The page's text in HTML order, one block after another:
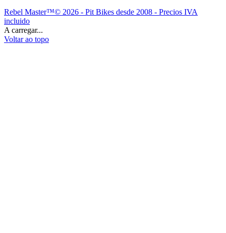
Rebel Master™© 2026 - Pit Bikes desde 2008 - Precios IVA
incluido
A carregar...
Voltar ao topo